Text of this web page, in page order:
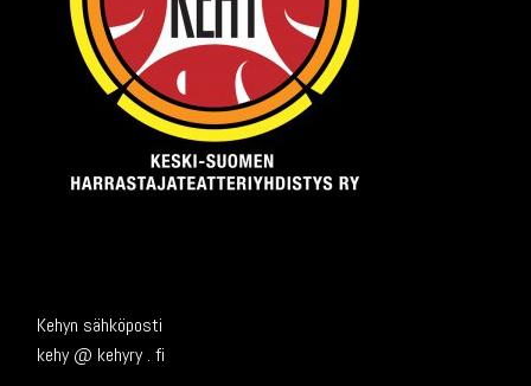
Kehyn sähköposti
kehy @ kehyry . fi